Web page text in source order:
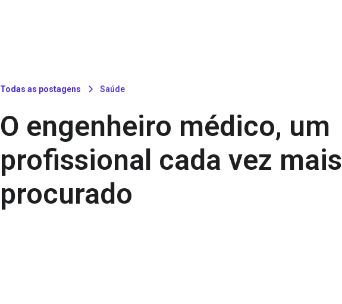
Todas as postagens Saúde
O engenheiro médico, um
profissional cada vez mais
procurado